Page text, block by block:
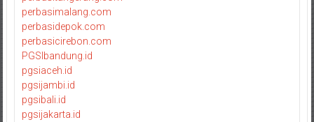
perbasimalang.com
perbasidepok.com
perbasicirebon.com
PGSIbandung.id
pgsiaceh.id
pgsijambi.id
pgsibali.id
pgsijakarta.id